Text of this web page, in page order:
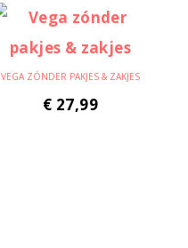
VEGA ZÓNDER PAKJES & ZAKJES
€ 27,99